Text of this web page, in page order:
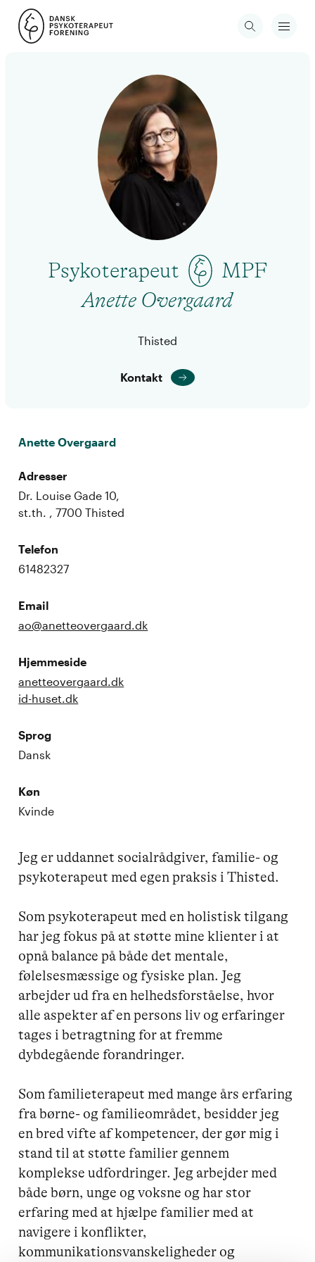
Psykoterapeut
MPF
Anette Overgaard
Thisted
Kontakt
Anette Overgaard
Adresser
Dr. Louise Gade 10,
st.th. , 7700 Thisted
Telefon
61482327
Email
ao@anetteovergaard.dk
Hjemmeside
anetteovergaard.dk
id-huset.dk
Sprog
Dansk
Køn
Kvinde
Jeg er uddannet socialrådgiver, familie- og
psykoterapeut med egen praksis i Thisted.
Som psykoterapeut med en holistisk tilgang
har jeg fokus på at støtte mine klienter i at
opnå balance på både det mentale,
følelsesmæssige og fysiske plan. Jeg
arbejder ud fra en helhedsforståelse, hvor
alle aspekter af en persons liv og erfaringer
tages i betragtning for at fremme
dybdegående forandringer.
Som familieterapeut med mange års erfaring
fra børne- og familieområdet, besidder jeg
en bred vifte af kompetencer, der gør mig i
stand til at støtte familier gennem
komplekse udfordringer. Jeg arbejder med
både børn, unge og voksne og har stor
erfaring med at hjælpe familier med at
navigere i konflikter,
kommunikationsvanskeligheder og